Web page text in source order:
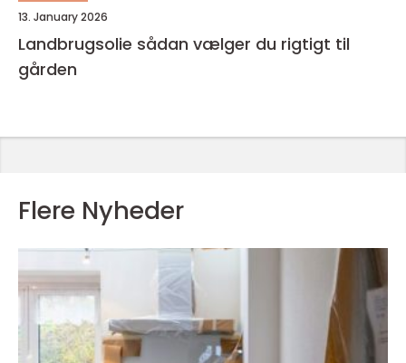
13. January 2026
Landbrugsolie sådan vælger du rigtigt til
gården
Flere Nyheder